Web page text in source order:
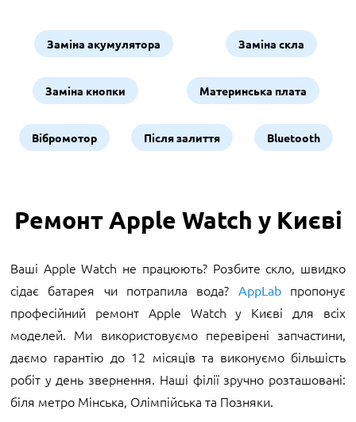
Заміна акумулятора Заміна скла
Заміна кнопки Материнська плата
Вібромотор Після залиття Bluetooth
Ремонт Apple Watch у Києві
Ваші Apple Watch не працюють? Розбите скло, швидко
сідає батарея чи потрапила вода? AppLabпропонує
професійний ремонт Apple Watch у Києві для всіх
моделей. Ми використовуємо перевірені запчастини,
даємо гарантію до 12 місяців та виконуємо більшість
робіт у день звернення. Наші філії зручно розташовані:
біля метро Мінська, Олімпійська та Позняки.